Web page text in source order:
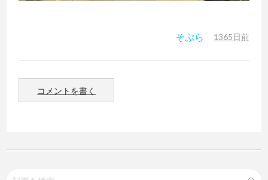
そぷら 1365日前
コメントを書く